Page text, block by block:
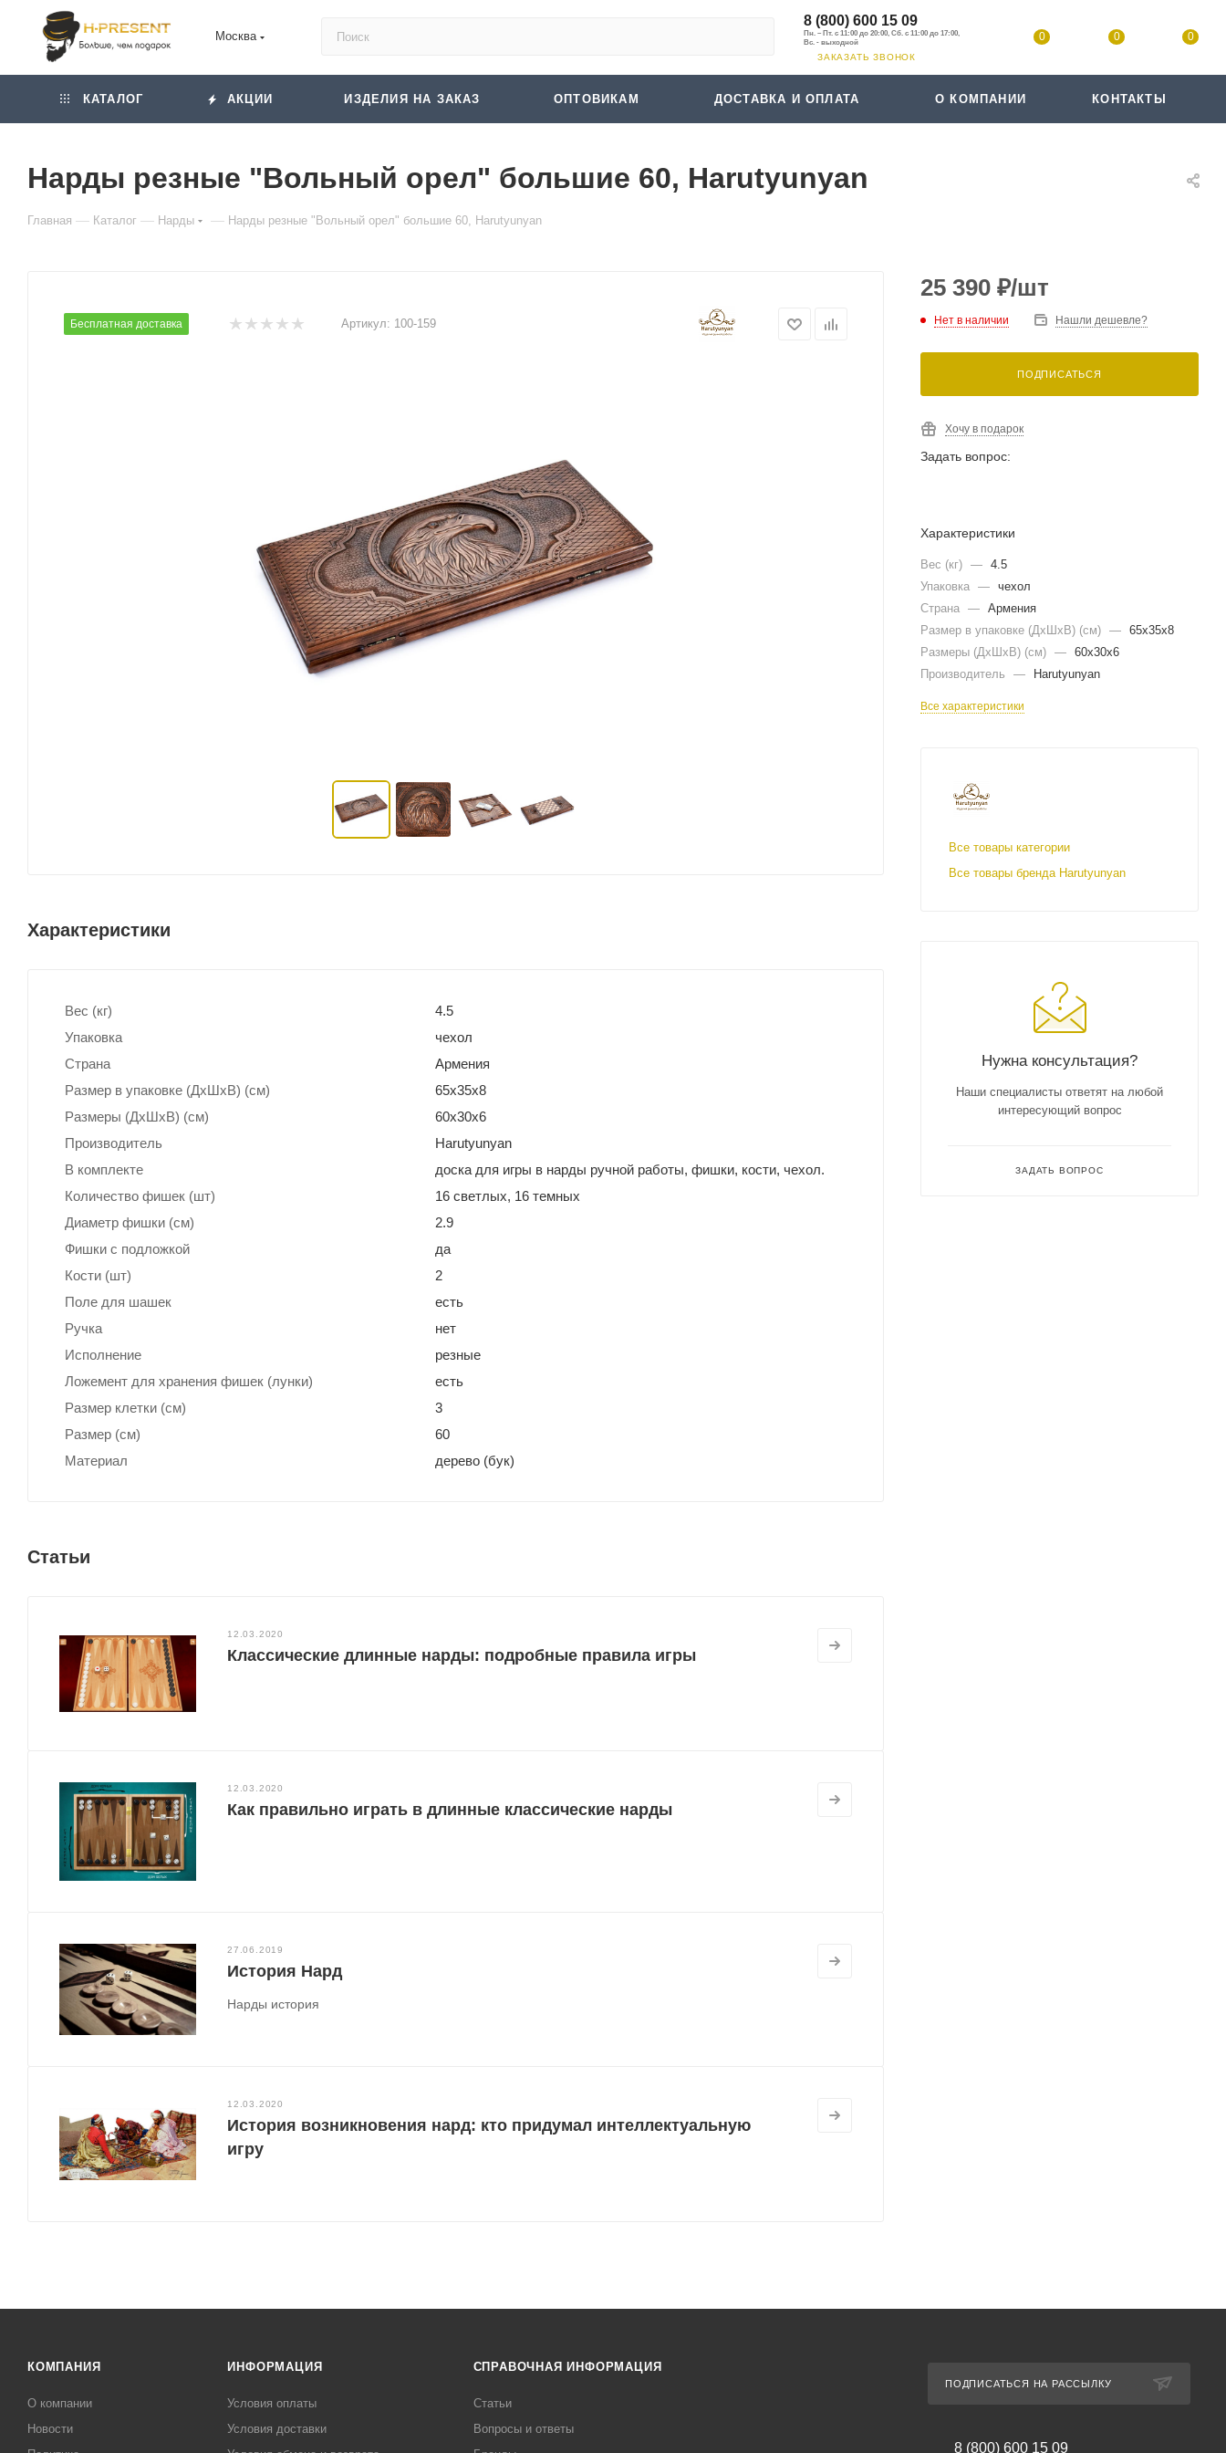
Москва
8 (800) 600 15 09
ЗАКАЗАТЬ ЗВОНОК
0 0 0
КАТАЛОГ АКЦИИ ИЗДЕЛИЯ НА ЗАКАЗ ОПТОВИКАМ ДОСТАВКА И ОПЛАТА О КОМПАНИИ КОНТАКТЫ
Нарды резные "Вольный орел" большие 60, Harutyunyan
Главная — Каталог — Нарды — Нарды резные "Вольный орел" большие 60, Harutyunyan
Бесплатная доставка Артикул: 100-159
Характеристики
Вес (кг)
4.5
Упаковка
чехол
Страна
Армения
Размер в упаковке (ДхШxВ) (см)
65х35х8
Размеры (ДxШxВ) (см)
60х30х6
Производитель
Harutyunyan
В комплекте
доска для игры в нарды ручной работы, фишки, кости, чехол.
Количество фишек (шт)
16 светлых, 16 темных
Диаметр фишки (см)
2.9
Фишки с подложкой
да
Кости (шт)
2
Поле для шашек
есть
Ручка
нет
Исполнение
резные
Ложемент для хранения фишек (лунки)
есть
Размер клетки (см)
3
Размер (см)
60
Материал
дерево (бук)
Статьи
12.03.2020
Классические длинные нарды: подробные правила игры
12.03.2020
Как правильно играть в длинные классические нарды
27.06.2019
История Нард
Нарды история
12.03.2020
История возникновения нард: кто придумал интеллектуальную
игру
25 390 ₽/шт
Нет в наличии Нашли дешевле?
ПОДПИСАТЬСЯ
Хочу в подарок
Задать вопрос:
Характеристики
Вес (кг) — 4.5
Упаковка — чехол
Страна — Армения
Размер в упаковке (ДхШxВ) (см) — 65х35х8
Размеры (ДxШxВ) (см) — 60х30х6
Производитель
— Harutyunyan
Все характеристики
Все товары категории
Все товары бренда Harutyunyan
Нужна консультация?
Наши специалисты ответят на любой
интересующий вопрос
ЗАДАТЬ ВОПРОС
КОМПАНИЯ
О компании
Новости
ИНФОРМАЦИЯ
Условия оплаты
Условия доставки
СПРАВОЧНАЯ ИНФОРМАЦИЯ
Статьи
Вопросы и ответы
ПОДПИСАТЬСЯ НА РАССЫЛКУ
8 (800) 600 15 09